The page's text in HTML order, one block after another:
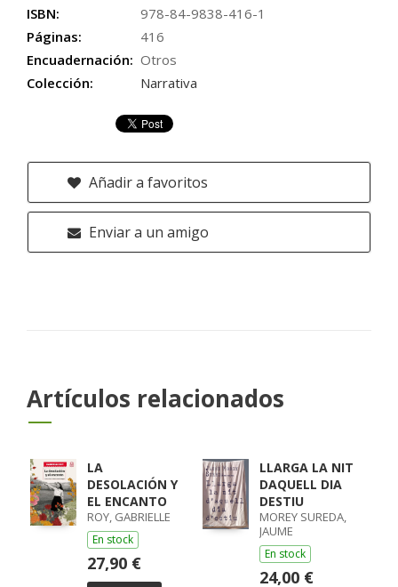
ISBN:
978-84-9838-416-1
Páginas:
416
Encuadernación: Otros
Colección:
Narrativa
Añadir a favoritos
Enviar a un amigo
Artículos relacionados
LA
DESOLACIÓN Y
EL ENCANTO
ROY, GABRIELLE
En stock
27,90 €
LLARGA LA NIT
DAQUELL DIA
DESTIU
MOREY SUREDA,
JAUME
En stock
24,00 €